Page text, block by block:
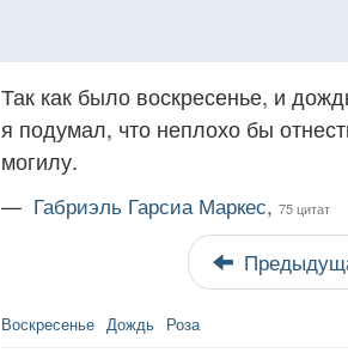
Так как было воскресенье, и
я подумал, что неплохо бы
могилу.
— Габриэль Гарсиа Маркес, 75 цитат
Воскресенье Дождь Роза